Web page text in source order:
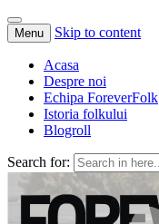
Menu Skip to content
Acasa
Despre noi
Echipa ForeverFolk
Istoria folkului
Blogroll
Search for:
ForeverFolk
Muzica sufletului tau